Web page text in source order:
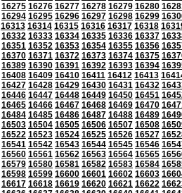
16275 16276 16277 16278 16279 16280
16294 16295 16296 16297 16298 16299
16313 16314 16315 16316 16317 16318
16332 16333 16334 16335 16336 16337
16351 16352 16353 16354 16355 16356
16370 16371 16372 16373 16374 16375
16389 16390 16391 16392 16393 16394
16408 16409 16410 16411 16412 16413
16427 16428 16429 16430 16431 16432
16446 16447 16448 16449 16450 16451
16465 16466 16467 16468 16469 16470
16484 16485 16486 16487 16488 16489
16503 16504 16505 16506 16507 16508
16522 16523 16524 16525 16526 16527
16541 16542 16543 16544 16545 16546
16560 16561 16562 16563 16564 16565
16579 16580 16581 16582 16583 16584
16598 16599 16600 16601 16602 16603
16617 16618 16619 16620 16621 16622